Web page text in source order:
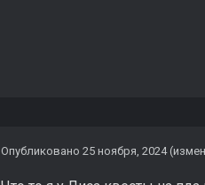
Опубликовано 25 ноября, 2024